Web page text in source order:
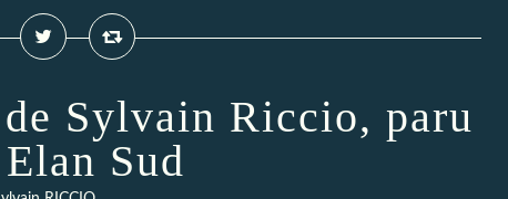
Sylvain Riccio, paru
Sud